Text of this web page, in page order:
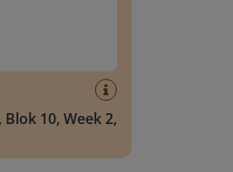
Blok 10, Week 2,